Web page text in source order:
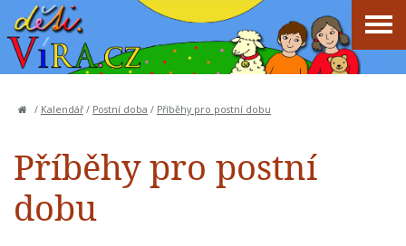
/ Kalendář / Postní doba / Příběhy pro postní dobu
Příběhy pro postní
dobu